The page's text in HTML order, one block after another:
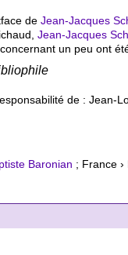
deJean-Jacques
Jean-Jacques
un peu ont
de : Jean-
Baronian ; France